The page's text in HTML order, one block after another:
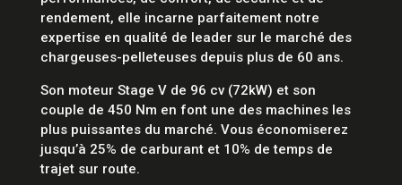
rendement, elle incarne parfaitement notre
expertise en qualité de leader sur le marché des
chargeuses-pelleteuses depuis plus de 60 ans.
Son moteur Stage V de 96 cv (72kW) et son
couple de 450 Nm en font une des machines les
plus puissantes du marché. Vous économiserez
jusqu’à 25% de carburant et 10% de temps de
trajet sur route.